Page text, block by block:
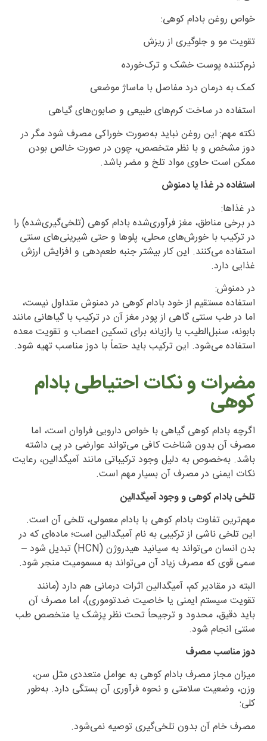
خواص روغن بادام کوهی:
تقویت مو و جلوگیری از ریزش
نرم‌کننده پوست خشک و ترک‌خورده
کمک به درمان درد مفاصل با ماساژ موضعی
استفاده در ساخت کرم‌های طبیعی و صابون‌های گیاهی
نکته مهم: این روغن نباید به‌صورت خوراکی مصرف شود مگر در
دوز مشخص و با نظر متخصص، چون در صورت خالص بودن
ممکن است حاوی مواد تلخ و مضر باشد.
استفاده در غذا یا دمنوش
در غذاها:
در برخی مناطق، مغز فرآوری‌شده بادام کوهی (تلخی‌گیری‌شده) را
در ترکیب با خورش‌های محلی، پلوها و حتی شیرینی‌های سنتی
استفاده می‌کنند. این کار بیشتر جنبه طعم‌دهی و افزایش ارزش
غذایی دارد.
در دمنوش:
استفاده مستقیم از خود بادام کوهی در دمنوش متداول نیست،
اما در طب سنتی گاهی از پودر مغز آن در ترکیب با گیاهانی مانند
بابونه، سنبل‌الطیب یا رازیانه برای تسکین اعصاب و تقویت معده
استفاده می‌شود. این ترکیب باید حتماً با دوز مناسب تهیه شود.
مضرات و نکات احتیاطی بادام
کوهی
اگرچه بادام کوهی گیاهی با خواص دارویی فراوان است، اما
مصرف آن بدون شناخت کافی می‌تواند عوارضی در پی داشته
باشد. به‌خصوص به دلیل وجود ترکیباتی مانند آمیگدالین، رعایت
نکات ایمنی در مصرف آن بسیار مهم است.
تلخی بادام کوهی و وجود آمیگدالین
مهم‌ترین تفاوت بادام کوهی با بادام معمولی، تلخی آن است.
این تلخی ناشی از ترکیبی به نام آمیگدالین است؛ ماده‌ای که در
بدن انسان می‌تواند به سیانید هیدروژن (HCN) تبدیل شود –
سمی قوی که مصرف زیاد آن می‌تواند به مسمومیت منجر شود.
البته در مقادیر کم، آمیگدالین اثرات درمانی هم دارد (مانند
تقویت سیستم ایمنی یا خاصیت ضدتوموری)، اما مصرف آن
باید دقیق، محدود و ترجیحاً تحت نظر پزشک یا متخصص طب
سنتی انجام شود.
دوز مناسب مصرف
میزان مجاز مصرف بادام کوهی به عوامل متعددی مثل سن،
وزن، وضعیت سلامتی و نحوه فرآوری آن بستگی دارد. به‌طور
کلی:
مصرف خام آن بدون تلخی‌گیری توصیه نمی‌شود.